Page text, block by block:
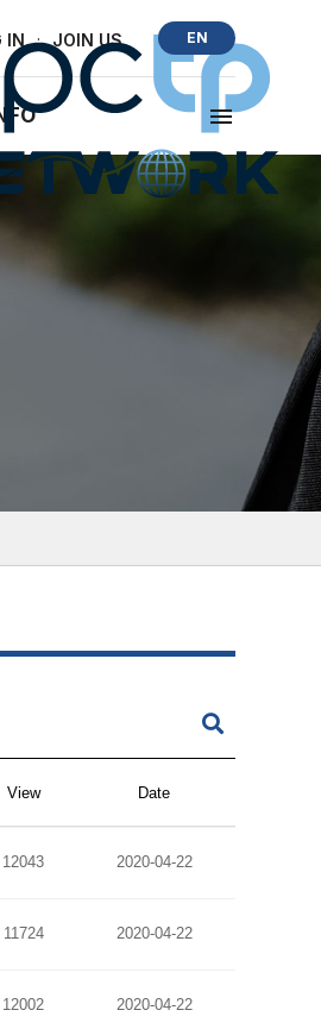
IN · JOIN US EN
View Date
12043 2020-04-22
11724 2020-04-22
12002 2020-04-22